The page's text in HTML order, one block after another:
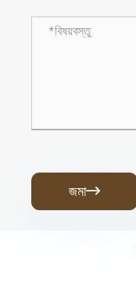
জমা